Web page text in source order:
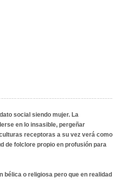
social siendo mujer. La
en lo insasible, pergeñar
receptoras a su vez verá como
de folclore propio en profusión para
o religiosa pero que en realidad